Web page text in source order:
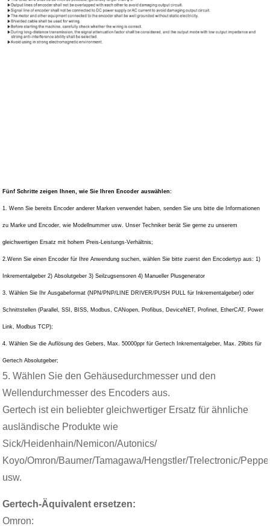
Fünf Schritte zeigen Ihnen, wie Sie Ihren Encoder auswählen:
1. Wenn Sie bereits Encoder anderer Marken verwendet haben, senden Sie uns bitte die Informationen
zu Marke und Encoder, wie Modellnummer usw. Unser Techniker berät Sie gerne zu unserem
gleichwertigen Ersatz mit hohem Preis-Leistungs-Verhältnis;
2.Wenn Sie einen Encoder für Ihre Anwendung suchen, wählen Sie bitte zuerst den Encodertyp aus: 1)
Inkrementalgeber 2) Absolutgeber 3) Seilzugsensoren 4) Manueller Plusgenerator
3. Wählen Sie Ihr Ausgabeformat (NPN/PNP/LINE DRIVER/PUSH PULL für Inkrementalgeber) oder
Schnittstellen (Parallel, SSI, BISS, Modbus, CANopen, Profibus, DeviceNET, Profinet, EtherCAT, Power
Link, Modbus TCP);
4. Wählen Sie die Auflösung des Gebers, Max. 50000ppr für Gertech Inkrementalgeber, Max. 29bits für
Gertech Absolutgeber;
5. Wählen Sie den Gehäusedurchmesser und den
Wellendurchmesser des Encoders aus.
Gertech ist ein beliebter gleichwertiger Ersatz für ähnliche
ausländische Produkte wie
Sick/Heidenhain/Nemicon/Autonics/
Koyo/Omron/Baumer/Tamagawa/Hengstler/Trelectronic/
usw.
Gertech-Äquivalent ersetzen:
Omron: